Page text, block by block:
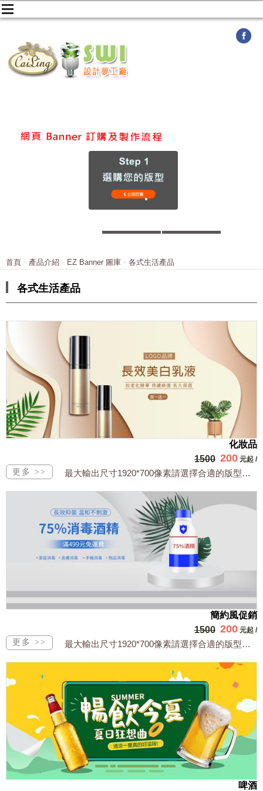
首頁 產品介紹 EZ Banner 圖庫 各式生活產品
各式生活產品
化妝品
1500 200 元起 /
最大輸出尺寸1920*700像素請選擇合適的版型，文字或相關商品圖須由買方提供文...
簡約風促銷
1500 200 元起 /
最大輸出尺寸1920*700像素請選擇合適的版型，文字或相關商品圖須由買方提供文...
啤酒